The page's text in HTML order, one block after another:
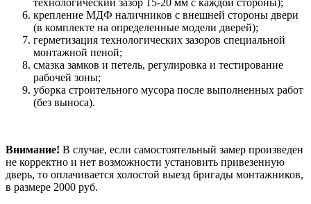
технологический зазор 15-20 мм с каждой стороны);
крепление МДФ наличников с внешней стороны двери
(в комплекте на определенные модели дверей);
герметизация технологических зазоров специальной
монтажной пеной;
смазка замков и петель, регулировка и тестирование
рабочей зоны;
уборка строительного мусора после выполненных работ
(без выноса).
Внимание! В случае, если самостоятельный замер произведен
не корректно и нет возможности установить привезенную
дверь, то оплачивается холостой выезд бригады монтажников,
в размере 2000 руб.